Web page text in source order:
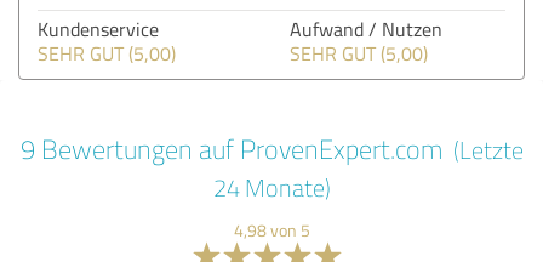
Kundenservice
SEHR GUT (5,00)
Aufwand / Nutzen
SEHR GUT (5,00)
9 Bewertungen auf ProvenExpert.com (Letzte
24 Monate)
4,98 von 5